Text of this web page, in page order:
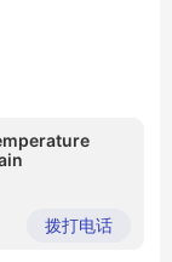
拨打电话